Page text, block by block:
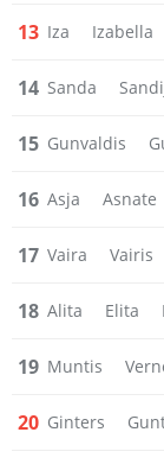
13 Iza Izabella
14 Sanda
15 Gunvaldis
16 Asja Asnate
17 Vaira Vairis
18 Alita Elita
19 Muntis
20 Ginters